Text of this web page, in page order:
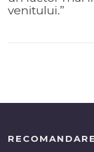
venitului.”
RECOMANDARE